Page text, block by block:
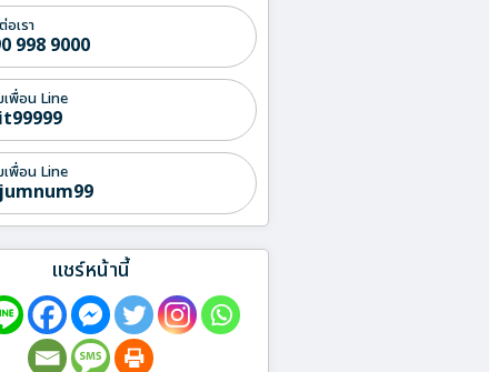
อเรา
998 9000
เพื่อน Line
เพื่อน Line
แชร์หน้านี้